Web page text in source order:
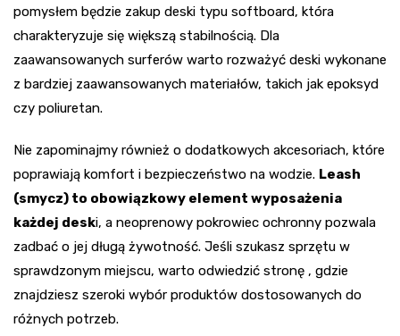
pomysłem będzie zakup deski typu softboard, która
charakteryzuje się większą stabilnością. Dla
zaawansowanych surferów warto rozważyć deski wykonane
z bardziej zaawansowanych materiałów, takich jak epoksyd
czy poliuretan.
Nie zapominajmy również o dodatkowych akcesoriach, które
poprawiają komfort i bezpieczeństwo na wodzie. Leash
(smycz) to obowiązkowy element wyposażenia
każdej deski, a neoprenowy pokrowiec ochronny pozwala
zadbać o jej długą żywotność. Jeśli szukasz sprzętu w
sprawdzonym miejscu, warto odwiedzić stronę , gdzie
znajdziesz szeroki wybór produktów dostosowanych do
różnych potrzeb.